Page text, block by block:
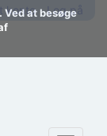
at besøge
konto Log på